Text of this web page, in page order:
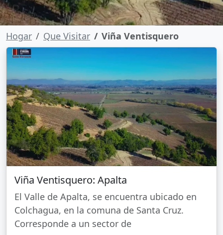
Hogar Que Visitar Viña Ventisquero
Viña Ventisquero: Apalta
El Valle de Apalta, se encuentra ubicado en
Colchagua, en la comuna de Santa Cruz.
Corresponde a un sector de